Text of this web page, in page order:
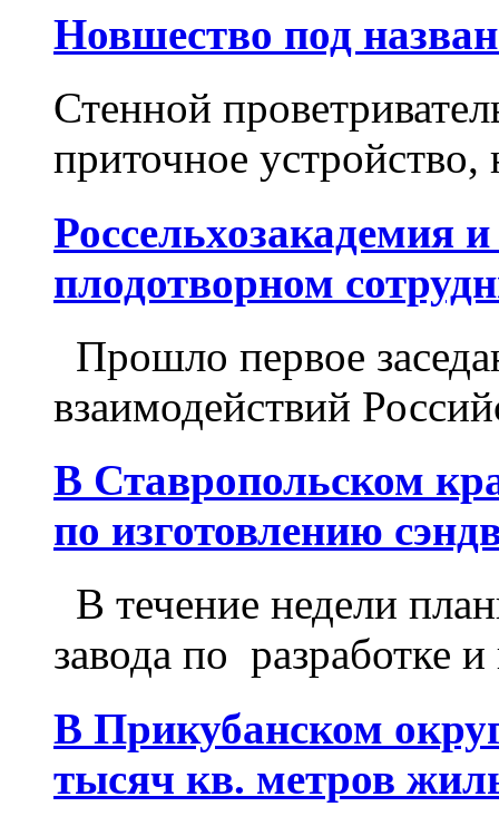
Новшество под
Стенной
приточное
Россельхозакадемия
плодотворном
Прошло первое
взаимодействий
В Ставропольском
по изготовлению
В течение недели
завода по разработке
В Прикубанском
тысяч кв. метров